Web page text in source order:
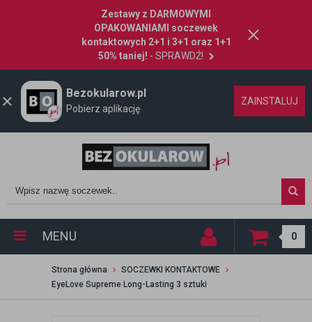
Zestawy z DARMOWYMI
OPAKOWANIAMI soczewek
kontaktowych 2+1 i 3+1 oraz 1+1
50% taniej! - SPRAWDŹ!
Bezokularow.pl
Pobierz aplikację
ZAINSTALUJ
MENU 0
Strona główna
SOCZEWKI KONTAKTOWE
EyeLove Supreme Long-Lasting 3 sztuki